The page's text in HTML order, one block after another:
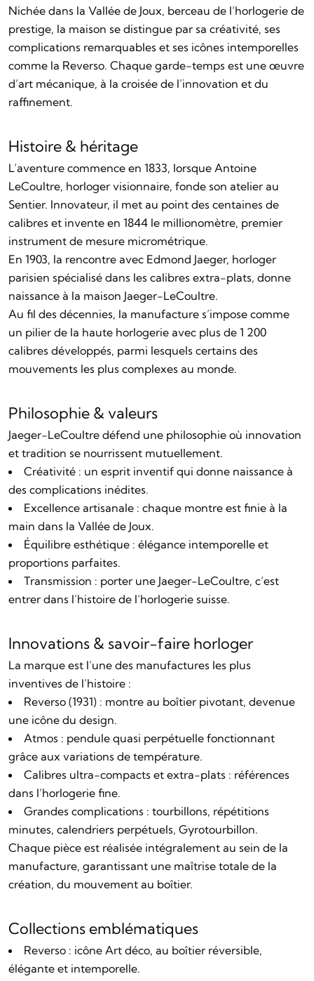
Nichée dans la Vallée de Joux, berceau de l’horlogerie de
prestige, la maison se distingue par sa créativité, ses
complications remarquables et ses icônes intemporelles
comme la Reverso. Chaque garde-temps est une œuvre
d’art mécanique, à la croisée de l’innovation et du
raffinement.
Histoire & héritage
L’aventure commence en 1833, lorsque Antoine
LeCoultre, horloger visionnaire, fonde son atelier au
Sentier. Innovateur, il met au point des centaines de
calibres et invente en 1844 le millionomètre, premier
instrument de mesure micrométrique.
En 1903, la rencontre avec Edmond Jaeger, horloger
parisien spécialisé dans les calibres extra-plats, donne
naissance à la maison Jaeger-LeCoultre.
Au fil des décennies, la manufacture s’impose comme
un pilier de la haute horlogerie avec plus de 1 200
calibres développés, parmi lesquels certains des
mouvements les plus complexes au monde.
Philosophie & valeurs
Jaeger-LeCoultre défend une philosophie où innovation
et tradition se nourrissent mutuellement.
Créativité : un esprit inventif qui donne naissance à
des complications inédites.
Excellence artisanale : chaque montre est finie à la
main dans la Vallée de Joux.
Équilibre esthétique : élégance intemporelle et
proportions parfaites.
Transmission : porter une Jaeger-LeCoultre, c’est
entrer dans l’histoire de l’horlogerie suisse.
Innovations & savoir-faire horloger
La marque est l’une des manufactures les plus
inventives de l’histoire :
Reverso (1931) : montre au boîtier pivotant, devenue
une icône du design.
Atmos : pendule quasi perpétuelle fonctionnant
grâce aux variations de température.
Calibres ultra-compacts et extra-plats : références
dans l’horlogerie fine.
Grandes complications : tourbillons, répétitions
minutes, calendriers perpétuels, Gyrotourbillon.
Chaque pièce est réalisée intégralement au sein de la
manufacture, garantissant une maîtrise totale de la
création, du mouvement au boîtier.
Collections emblématiques
Reverso : icône Art déco, au boîtier réversible,
élégante et intemporelle.